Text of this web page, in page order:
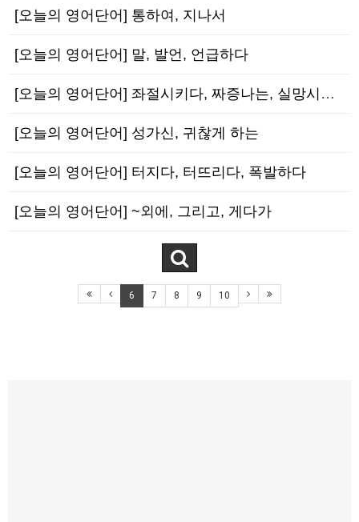
[오늘의 영어단어] 통하여, 지나서
[오늘의 영어단어] 말, 발언, 언급하다
[오늘의 영어단어] 좌절시키다, 짜증나는, 실망시키다
[오늘의 영어단어] 성가신, 귀찮게 하는
[오늘의 영어단어] 터지다, 터뜨리다, 폭발하다
[오늘의 영어단어] ~외에, 그리고, 게다가
6 7 8 9 10